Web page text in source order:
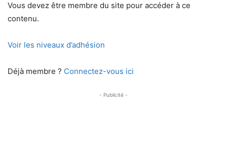
Vous devez être membre du site pour accéder à ce
contenu.
Voir les niveaux d’adhésion
Déjà membre ? Connectez-vous ici
- Publicité -